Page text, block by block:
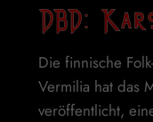
DBD:
Die finnische
Vermilia hat das
veröffentlicht,